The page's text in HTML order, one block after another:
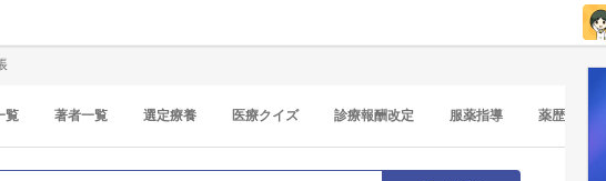
覧 著者一覧 選定療養 医療クイズ 診療報酬改定 服薬指導 薬歴